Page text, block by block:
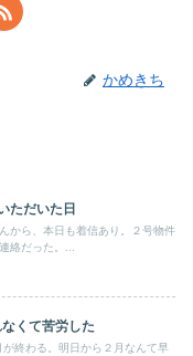
かめきち
ただいた日
から、本日も着信あり。２号物件
絡だった。...
くて苦労した
終わる。明日から２月なんて早